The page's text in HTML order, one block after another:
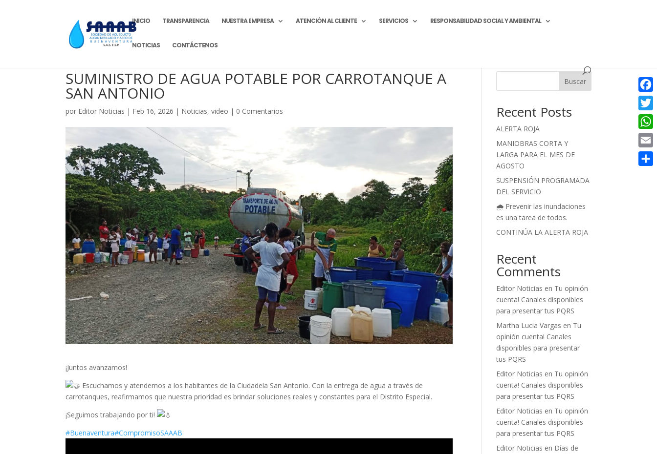
INICIO TRANSPARENCIA NUESTRA EMPRESA ATENCIÓN AL CLIENTE SERVICIOS RESPONSABILIDAD SOCIAL Y AMBIENTAL
NOTICIAS CONTÁCTENOS
SUMINISTRO DE AGUA POTABLE POR CARROTANQUE A
SAN ANTONIO
por Editor Noticias | Feb 16, 2026 | Noticias,video | 0 Comentarios
¡Juntos avanzamos!
Escuchamos y atendemos a los habitantes de la Ciudadela San Antonio. Con la entrega de agua a través de
carrotanques, reafirmamos que nuestra prioridad es brindar soluciones reales y constantes para el Distrito Especial.
¡Seguimos trabajando por ti!
#Buenaventura#CompromisoSAAAB
Buscar
Recent Posts
ALERTA ROJA
MANIOBRAS CORTA Y
LARGA PARA EL MES DE
AGOSTO
SUSPENSIÓN PROGRAMADA
DEL SERVICIO
🌧️ Prevenir las inundaciones
es una tarea de todos.
CONTINÚA LA ALERTA ROJA
Recent
Comments
Editor Noticias en Tu opinión
cuenta! Canales disponibles
para presentar tus PQRS
Martha Lucia Vargas en Tu
opinión cuenta! Canales
disponibles para presentar
tus PQRS
Editor Noticias en Tu opinión
cuenta! Canales disponibles
para presentar tus PQRS
Editor Noticias en Tu opinión
cuenta! Canales disponibles
para presentar tus PQRS
Editor Noticias en Días de
Email